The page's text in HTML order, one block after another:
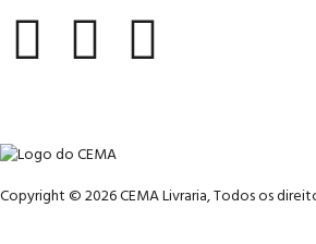
Copyright © 2026 CEMA Livraria, Todos os